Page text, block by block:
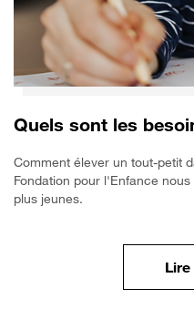
Quels sont les
Comment élever un tout-petit
Fondation pour l'Enfance
plus jeunes.